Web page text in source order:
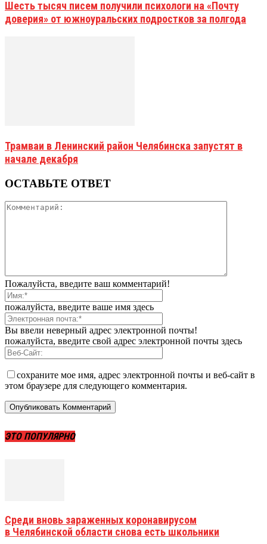
Шесть тысяч писем получили психологи на «Почту
доверия» от южноуральских подростков за полгода
Трамваи в Ленинский район Челябинска запустят в
начале декабря
ОСТАВЬТЕ ОТВЕТ
Пожалуйста, введите ваш комментарий!
пожалуйста, введите ваше имя здесь
Вы ввели неверный адрес электронной почты!
пожалуйста, введите свой адрес электронной почты здесь
сохраните мое имя, адрес электронной почты и веб-сайт в
этом браузере для следующего комментария.
ЭТО ПОПУЛЯРНО
Среди вновь зараженных коронавирусом
в Челябинской области снова есть школьники